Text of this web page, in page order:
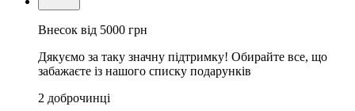
Внесок від 5000 грн
Дякуємо за таку значну підтримку! Обирайте все, що
забажаєте із нашого списку подарунків
2 доброчинці